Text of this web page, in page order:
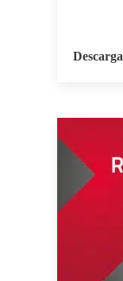
Descarga